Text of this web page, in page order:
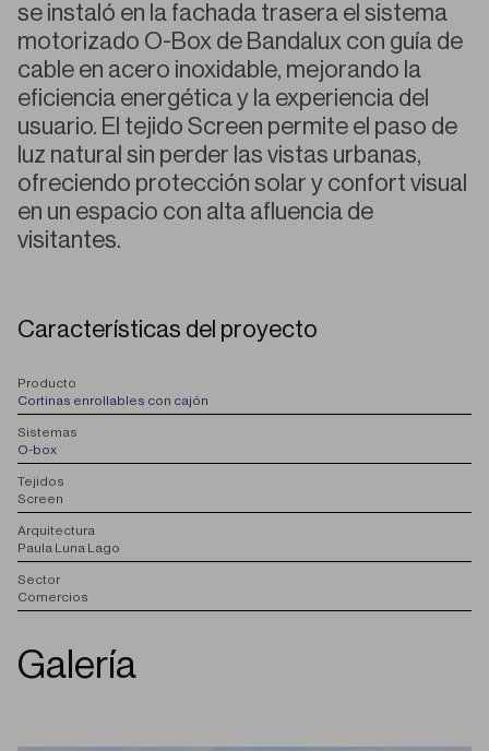
se instaló en la fachada trasera el sistema
motorizado O-Box de Bandalux con guía de
cable en acero inoxidable, mejorando la
eficiencia energética y la experiencia del
usuario. El tejido Screen permite el paso de
luz natural sin perder las vistas urbanas,
ofreciendo protección solar y confort visual
en un espacio con alta afluencia de
visitantes.
Características del proyecto
Producto
Cortinas enrollables con cajón
Sistemas
O-box
Tejidos
Screen
Arquitectura
Paula Luna Lago
Sector
Comercios
Galería